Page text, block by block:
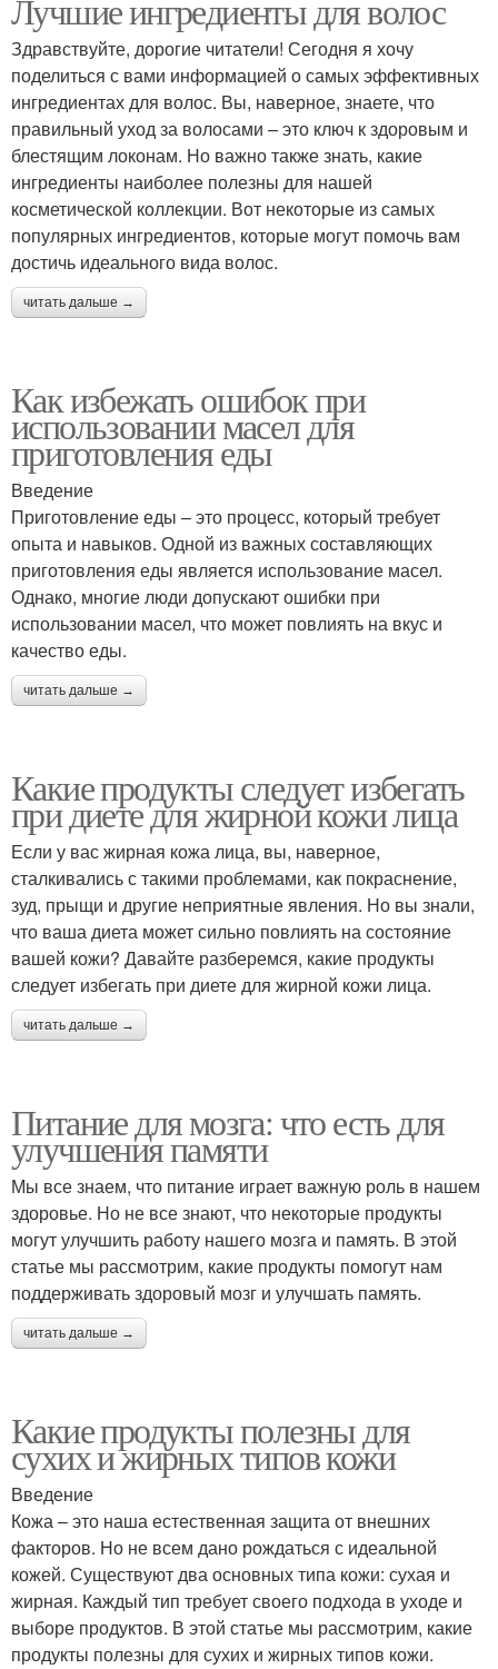
Лучшие ингредиенты для волос
Здравствуйте, дорогие читатели! Сегодня я хочу
поделиться с вами информацией о самых эффективных
ингредиентах для волос. Вы, наверное, знаете, что
правильный уход за волосами – это ключ к здоровым и
блестящим локонам. Но важно также знать, какие
ингредиенты наиболее полезны для нашей
косметической коллекции. Вот некоторые из самых
популярных ингредиентов, которые могут помочь вам
достичь идеального вида волос.
читать дальше →
Как избежать ошибок при
использовании масел для
приготовления еды
Введение
Приготовление еды – это процесс, который требует
опыта и навыков. Одной из важных составляющих
приготовления еды является использование масел.
Однако, многие люди допускают ошибки при
использовании масел, что может повлиять на вкус и
качество еды.
читать дальше →
Какие продукты следует избегать
при диете для жирной кожи лица
Если у вас жирная кожа лица, вы, наверное,
сталкивались с такими проблемами, как покраснение,
зуд, прыщи и другие неприятные явления. Но вы знали,
что ваша диета может сильно повлиять на состояние
вашей кожи? Давайте разберемся, какие продукты
следует избегать при диете для жирной кожи лица.
читать дальше →
Питание для мозга: что есть для
улучшения памяти
Мы все знаем, что питание играет важную роль в нашем
здоровье. Но не все знают, что некоторые продукты
могут улучшить работу нашего мозга и память. В этой
статье мы рассмотрим, какие продукты помогут нам
поддерживать здоровый мозг и улучшать память.
читать дальше →
Какие продукты полезны для
сухих и жирных типов кожи
Введение
Кожа – это наша естественная защита от внешних
факторов. Но не всем дано рождаться с идеальной
кожей. Существуют два основных типа кожи: сухая и
жирная. Каждый тип требует своего подхода в уходе и
выборе продуктов. В этой статье мы рассмотрим, какие
продукты полезны для сухих и жирных типов кожи.